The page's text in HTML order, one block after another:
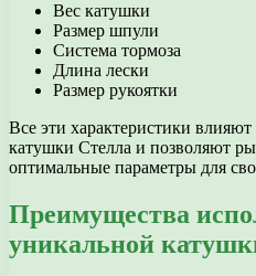
Вес катушки
Размер шпули
Система тормоза
Длина лески
Размер рукоятки
Все эти характеристики
катушки Стелла и позволяют
оптимальные параметры для
Преимущества
уникальной